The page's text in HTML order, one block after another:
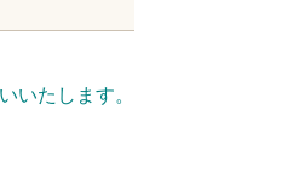
いたします。